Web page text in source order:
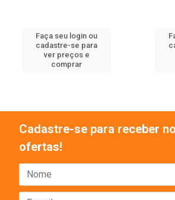
Faça seu login ou
cadastre-se para
ver preços e
comprar
Cadastre-se para receber
ofertas!